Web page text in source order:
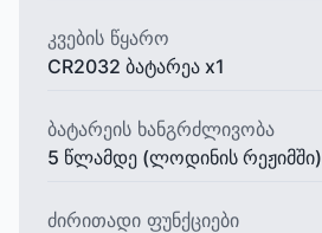
კვების წყარო
CR2032 ბატარეა x1
ბატარეის ხანგრძლივობა
5 წლამდე (ლოდინის რეჟიმში)
ძირითადი ფუნქციები